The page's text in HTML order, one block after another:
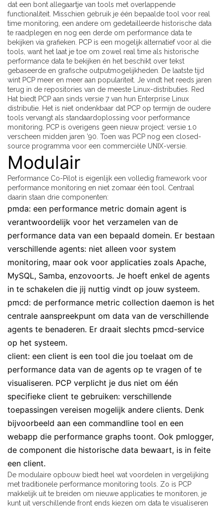
dat een bont allegaartje van tools met overlappende
functionaliteit. Misschien gebruik je één bepaalde tool voor real
time monitoring, een andere om gedetailleerde historische data
te raadplegen en nog een derde om performance data te
bekijken via grafieken. PCP is een mogelijk alternatief voor al die
tools, want het laat je toe om zowel real time als historische
performance data te bekijken én het beschikt over tekst
gebaseerde en grafische outputmogelijkheden. De laatste tijd
wint PCP meer en meer aan populariteit. Je vindt het reeds jaren
terug in de repositories van de meeste Linux-distributies. Red
Hat biedt PCP aan sinds versie 7 van hun Enterprise Linux
distributie. Het is niet ondenkbaar dat PCP op termijn de oudere
tools vervangt als standaardoplossing voor performance
monitoring. PCP is overigens geen nieuw project: versie 1.0
verscheen midden jaren ’90. Toen was PCP nog een closed-
source programma voor een commerciële UNIX-versie.
Modulair
Performance Co-Pilot is eigenlijk een volledig framework voor
performance monitoring en niet zomaar één tool. Centraal
daarin staan drie componenten:
pmda: een performance metric domain agent is
verantwoordelijk voor het verzamelen van de
performance data van een bepaald domein. Er bestaan
verschillende agents: niet alleen voor system
monitoring, maar ook voor applicaties zoals Apache,
MySQL, Samba, enzovoorts. Je hoeft enkel de agents
in te schakelen die jij nuttig vindt op jouw systeem.
pmcd: de performance metric collection daemon is het
centrale aanspreekpunt om data van de verschillende
agents te benaderen. Er draait slechts pmcd-service
op het systeem.
client: een client is een tool die jou toelaat om de
performance data van de agents op te vragen of te
visualiseren. PCP verplicht je dus niet om één
specifieke client te gebruiken: verschillende
toepassingen vereisen mogelijk andere clients. Denk
bijvoorbeeld aan een commandline tool en een
webapp die performance graphs toont. Ook pmlogger,
de component die historische data bewaart, is in feite
een client.
De modulaire opbouw biedt heel wat voordelen in vergelijking
met traditionele performance monitoring tools. Zo is PCP
makkelijk uit te breiden om nieuwe applicaties te monitoren, je
kunt uit verschillende front ends kiezen om data te visualiseren